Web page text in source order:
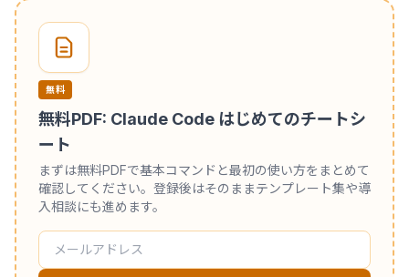
無料
無料PDF: Claude Code はじめてのチートシ
ート
まずは無料PDFで基本コマンドと最初の使い方をまとめて
確認してください。登録後はそのままテンプレート集や導
入相談にも進めます。